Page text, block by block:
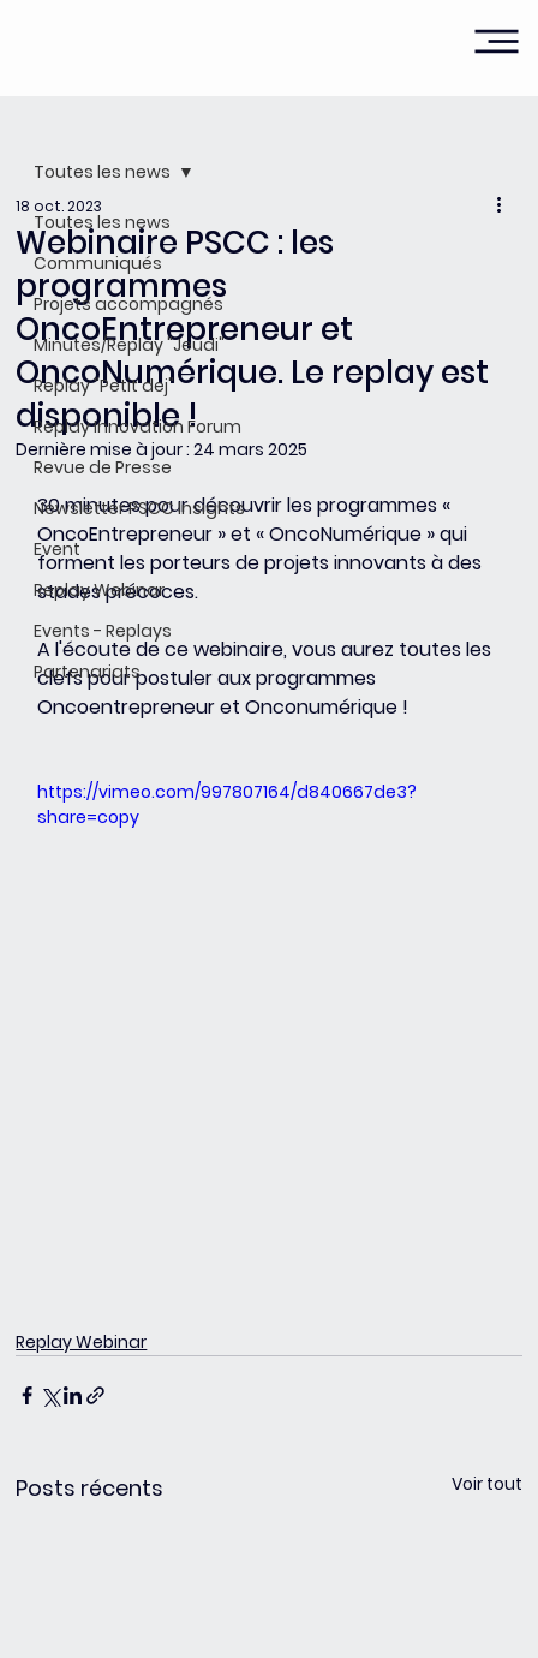
Toutes les news
Communiqués
Projets accompagnés
Minutes/Replay "Jeudi"
Replay "Petit dej"
Replay Innovation Forum
Revue de Presse
Newsletter PSCC Insights
Event
Replay Webinar
Events - Replays
Partenariats
Toutes les news
Webinaire PSCC : les
programmes
OncoEntrepreneur et
OncoNumérique. Le replay est
disponible !
18 oct. 2023
Dernière mise à jour :24 mars 2025
30 minutes pour découvrir les programmes «
OncoEntrepreneur » et « OncoNumérique » qui
forment les porteurs de projets innovants à des
stades précoces.
A l'écoute de ce webinaire, vous aurez toutes les
clefs pour postuler aux programmes
Oncoentrepreneur et Onconumérique !
https://vimeo.com/997807164/d840667de3?
share=copy
Replay Webinar
Posts récents Voir tout